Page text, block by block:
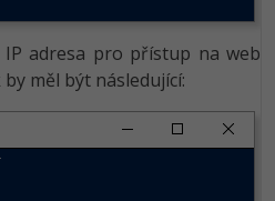
adresa pro přístup na web
by měl být následující: